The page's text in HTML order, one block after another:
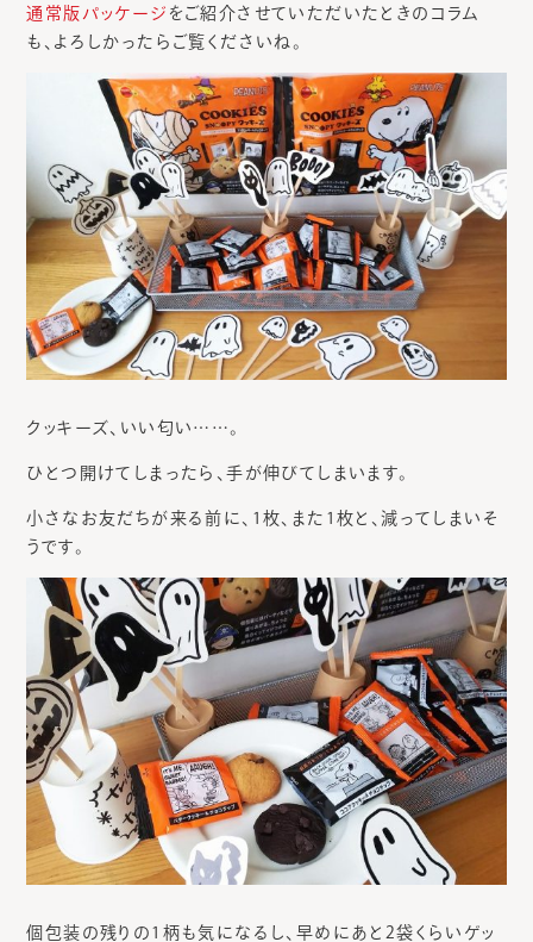
通常版パッケージ をご紹介させていただいたときのコラム
も、よろしかったらご覧くださいね。
クッキーズ、いい匂い……。
ひとつ開けてしまったら、手が伸びてしまいます。
小さなお友だちが来る前に、1枚、また1枚と、減ってしまいそ
うです。
個包装の残りの1柄も気になるし、早めにあと2袋くらいゲッ